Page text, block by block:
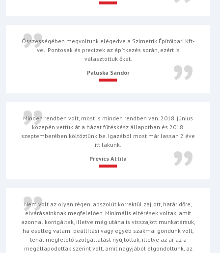
Összességében megvoltunk elégedve a Szimetrik Építőipari Kft-
vel. Pontosak és precízek az építkezés során, ezért is
választottuk őket.
Paluska Sándor
Minden rendben volt, most is minden rendben van. 2018. június
közepén vettük át a házat fűtéskész állapotban és 2018.
szeptemberében költöztünk be. Igazából most már lassan 2 éve
itt lakunk.
Prevics Attila
Nem volt az olyan régen, abszolút korrektül zajlott, határidőre,
elvárásainknak megfelelően. Minimális eltérések voltak, amit
azonnal korrigáltak, illetve még utána is visszajött munkatársuk,
ha esetleg valami beállítási vagy egyéb szakmai gondunk volt,
tehát megfelelő szolgáltatást nyújtottak, illetve az ár az a
megállapodottak szerint volt, amit nagyjából elgondoltunk, az